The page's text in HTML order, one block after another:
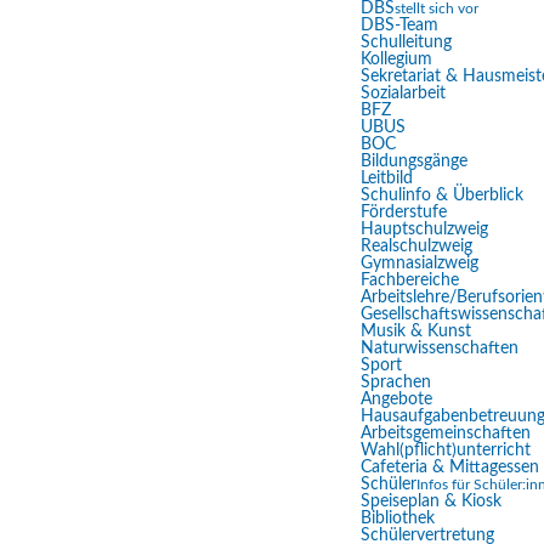
DBSstellt sich vor
DBS-Team
Schulleitung
Kollegium
Sekretariat &
Sozialarbeit
BFZ
UBUS
BOC
Bildungsgänge
Leitbild
Schulinfo & Überblick
Förderstufe
Hauptschulzweig
Realschulzweig
Gymnasialzweig
Fachbereiche
Arbeitslehre/
Musik & Kunst
Naturwissenschaften
Sport
Sprachen
Angebote
Hausaufgabenbetreuung
Arbeitsgemeinschaften
Wahl(pflicht)unterricht
Cafeteria & Mittagessen
SchülerInfos für
Speiseplan & Kiosk
Bibliothek
Schülervertretung